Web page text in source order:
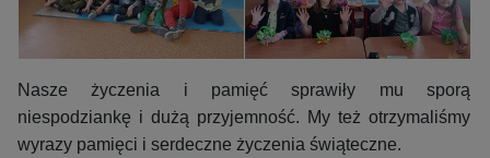
Nasze życzenia i pamięć sprawiły mu sporą
niespodziankę i dużą przyjemność. My też otrzymaliśmy
wyrazy pamięci i serdeczne życzenia świąteczne.